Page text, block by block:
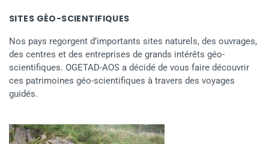
SITES GÉO-SCIENTIFIQUES
Nos pays regorgent d’importants sites naturels, des ouvrages,
des centres et des entreprises de grands intérêts géo-
scientifiques. OGETAD-AOS a décidé de vous faire découvrir
ces patrimoines géo-scientifiques à travers des voyages
guidés.